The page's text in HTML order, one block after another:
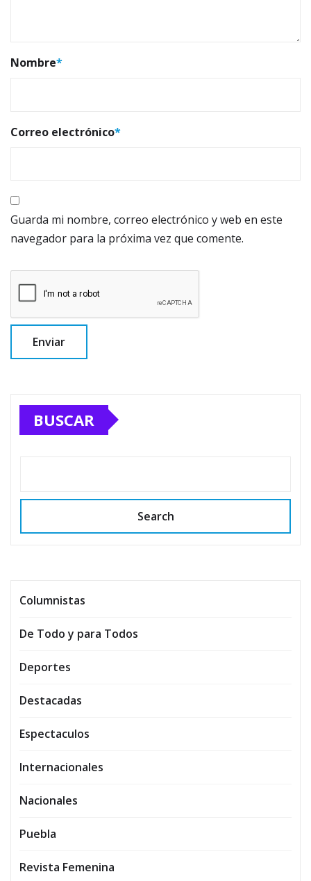
Nombre*
Correo electrónico*
Guarda mi nombre, correo electrónico y web en este
navegador para la próxima vez que comente.
BUSCAR
Search
Columnistas
De Todo y para Todos
Deportes
Destacadas
Espectaculos
Internacionales
Nacionales
Puebla
Revista Femenina